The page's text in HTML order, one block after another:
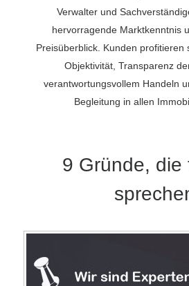
Verwalter und
hervorragende Marktkenntnis
Preisüberblick. Kunden profitieren
Objektivität, Transparenz
verantwortungsvollem Handeln
Begleitung in allen
9 Gründe, die